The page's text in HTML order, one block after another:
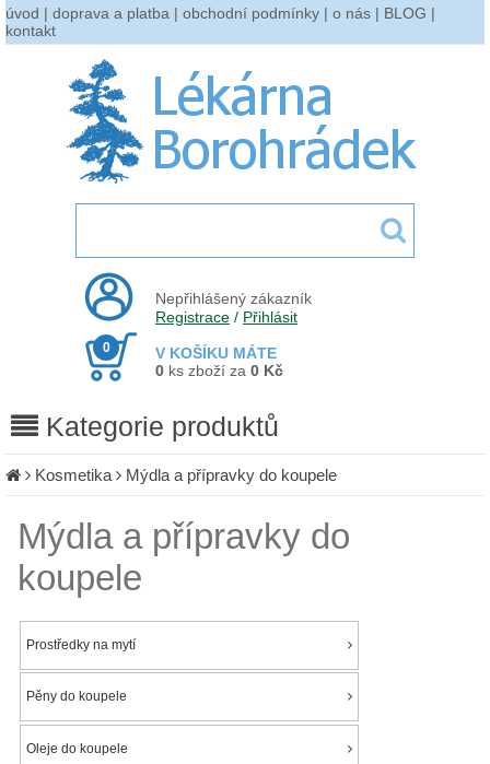
úvod | doprava a platba | obchodní podmínky | o nás | BLOG |
kontakt
Nepřihlášený zákazník
Registrace / Přihlásit
V KOŠÍKU MÁTE
0
0 ks zboží za 0 Kč
Kategorie produktů
Kosmetika Mýdla a přípravky do koupele
Mýdla a přípravky do
koupele
Prostředky na mytí
Pěny do koupele
Oleje do koupele